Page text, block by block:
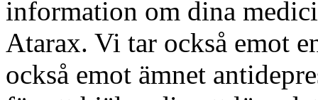
information om dina
Atarax. Vi tar också emot
också emot ämnet